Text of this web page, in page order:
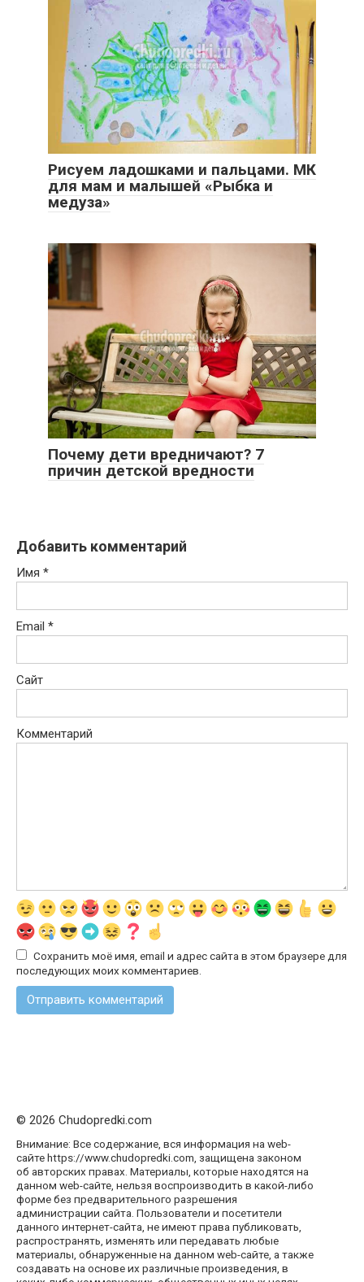
Рисуем ладошками и пальцами. МК
для мам и малышей «Рыбка и
медуза»
Почему дети вредничают? 7
причин детской вредности
Добавить комментарий
Имя *
Email *
Сайт
Комментарий
Сохранить моё имя, email и адрес сайта в этом браузере для
последующих моих комментариев.
© 2026 Chudopredki.com
Внимание: Все содержание, вся информация на web-
сайте https://www.chudopredki.com, защищена законом
об авторских правах. Материалы, которые находятся на
данном web-сайте, нельзя воспроизводить в какой-либо
форме без предварительного разрешения
администрации сайта. Пользователи и посетители
данного интернет-сайта, не имеют права публиковать,
распространять, изменять или передавать любые
материалы, обнаруженные на данном web-сайте, а также
создавать на основе их различные произведения, в